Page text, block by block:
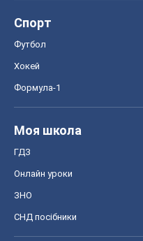
Спорт
Футбол
Хокей
Формула-1
Моя школа
ГДЗ
Онлайн уроки
ЗНО
СНД посібники